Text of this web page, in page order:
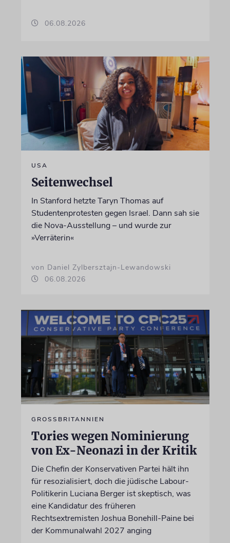
06.08.2026
USA
Seitenwechsel
In Stanford hetzte Taryn Thomas auf
Studentenprotesten gegen Israel. Dann sah sie
die Nova-Ausstellung – und wurde zur
»Verräterin«
von Daniel Zylbersztajn-Lewandowski
06.08.2026
GROSSBRITANNIEN
Tories wegen Nominierung
von Ex-Neonazi in der Kritik
Die Chefin der Konservativen Partei hält ihn
für resozialisiert, doch die jüdische Labour-
Politikerin Luciana Berger ist skeptisch, was
eine Kandidatur des früheren
Rechtsextremisten Joshua Bonehill-Paine bei
der Kommunalwahl 2027 anging